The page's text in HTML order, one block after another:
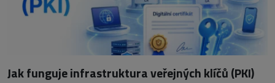
Jak funguje infrastruktura veřejných klíčů (PKI)